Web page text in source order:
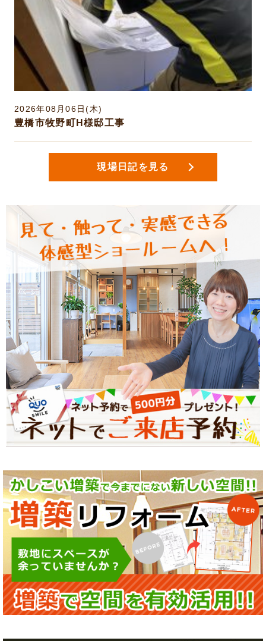
ました。
2026年3月22日(日)
３月２７日（金）黄色いチラシを中
日新聞朝刊に折込みます♬
あったお客様394名様に発送いたし
ました。
2026年1月30日(金)
LIXIL豊橋ショールームイベント2月
14日（土）15日（日）開催♪
2026年1月11日(日)
１月９日（金）黄色いチラシを中日
新聞朝刊に折込みます♬
2025年12月11日(木)
【リフォーム補助金スタート！】住
宅省エネ2026キャンペーン
2026年08月06日(木)
豊橋市牧野町H様邸工事
現場日記を見る